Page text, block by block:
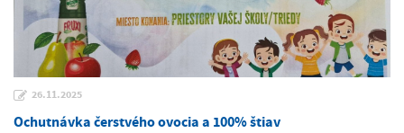
26.11.2025
Ochutnávka čerstvého ovocia a 100% štiav